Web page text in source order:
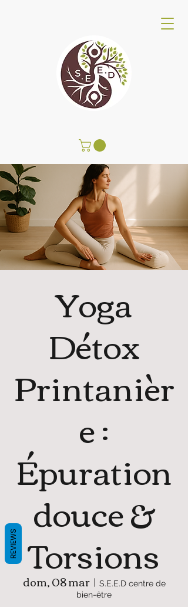
Yoga
Détox
Printanièr
e :
Épuration
douce &
Torsions
dom, 08 mar
  |
S.E.E.D centre de
bien-être
REVIEWS